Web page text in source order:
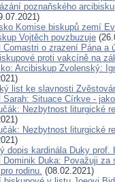
poznaňského
Komise biskupů zemí
Vojtěch povzbuzuje
Comastri o zrazení Pána a
proti vakcíně na
Arcibiskup Zvolenský:
list ke slavnosti
Sarah: Situace Církve -
Nezbytnost liturgické
Nezbytnost liturgické
dopis kardinála Duky prof.
Dominik Duka: Považuji
rodinu. (08.02.2021)